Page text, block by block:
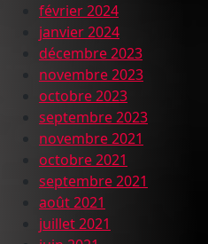
février 2024
janvier 2024
décembre 2023
novembre 2023
octobre 2023
septembre 2023
novembre 2021
octobre 2021
septembre 2021
août 2021
juillet 2021